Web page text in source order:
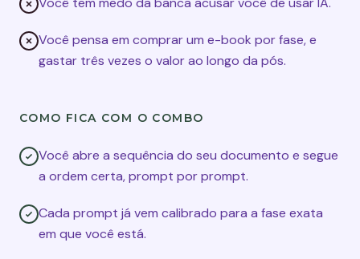
Você pensa em comprar um e-book por fase, e
gastar três vezes o valor ao longo da pós.
COMO FICA COM O COMBO
Você abre a sequência do seu documento e segue
a ordem certa, prompt por prompt.
Cada prompt já vem calibrado para a fase exata
em que você está.